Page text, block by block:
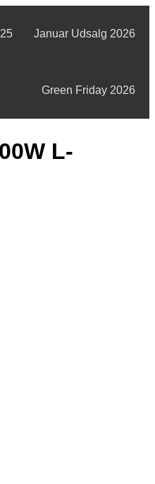
Januar Udsalg 2026
Green Friday 2026
L-